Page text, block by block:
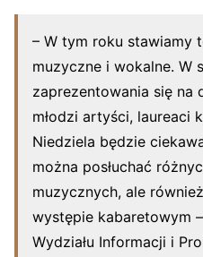
– W tym roku stawiamy
muzyczne i wokalne. W
zaprezentowania się na
młodzi artyści, laureaci
Niedziela będzie
można posłuchać
muzycznych, ale
występie kabaretowym
Wydziału Informacji i